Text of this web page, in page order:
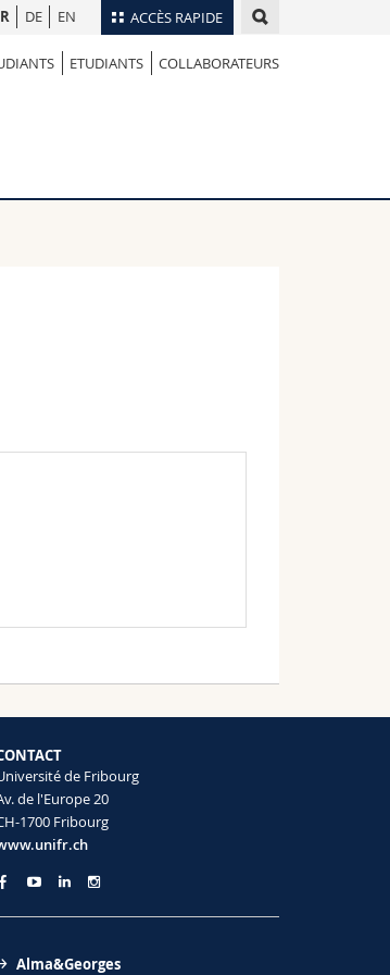
ACCÈS RAPIDE
Annuaire du personnel
Programme des cours
DE EN
ETUDIANTS COLLABORATEURS
de Fribourg
de l'Europe 20
1700 Fribourg
Alma&Georges